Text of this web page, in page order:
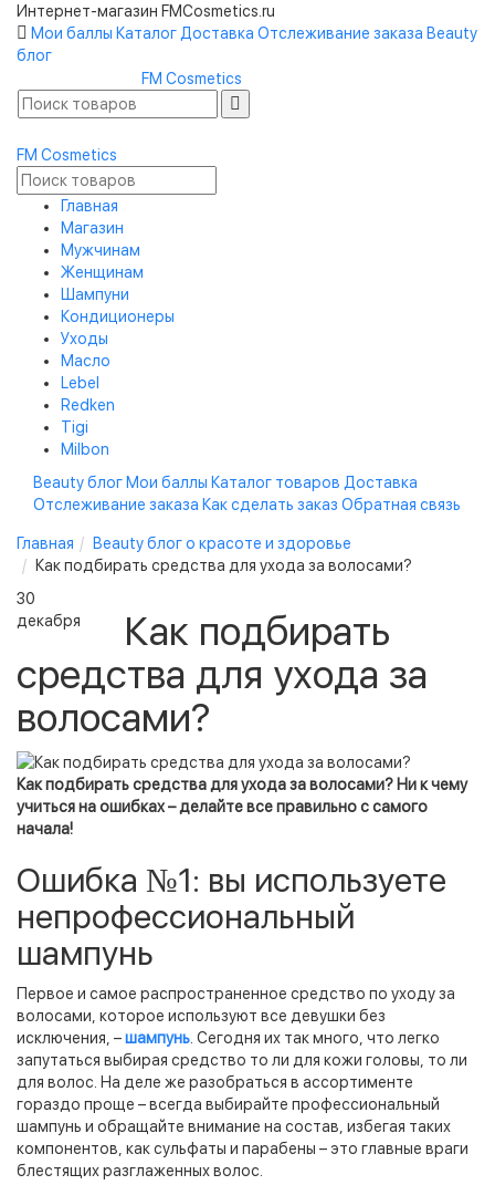
Интернет-магазин FMCosmetics.ru
Мои баллы Каталог Доставка Отслеживание заказа Beauty
блог
FM Cosmetics
FM Cosmetics
Главная
Магазин
Мужчинам
Женщинам
Шампуни
Кондиционеры
Уходы
Масло
Lebel
Redken
Tigi
Milbon
Beauty блог Мои баллы Каталог товаров Доставка
Отслеживание заказа Как сделать заказ Обратная связь
Главная
Beauty блог о красоте и здоровье
Как подбирать средства для ухода за волосами?
30
декабря
Как подбирать
средства для ухода за
волосами?
Как подбирать средства для ухода за волосами? Ни к чему
учиться на ошибках – делайте все правильно с самого
начала!
Ошибка №1: вы используете
непрофессиональный
шампунь
Первое и самое распространенное средство по уходу за
волосами, которое используют все девушки без
исключения, –шампунь. Сегодня их так много, что легко
запутаться выбирая средство то ли для кожи головы, то ли
для волос. На деле же разобраться в ассортименте
гораздо проще – всегда выбирайте профессиональный
шампунь и обращайте внимание на состав, избегая таких
компонентов, как сульфаты и парабены – это главные враги
блестящих разглаженных волос.